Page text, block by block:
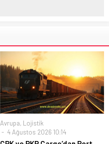
Avrupa, Lojistik
4 Ağustos 2026 10:14